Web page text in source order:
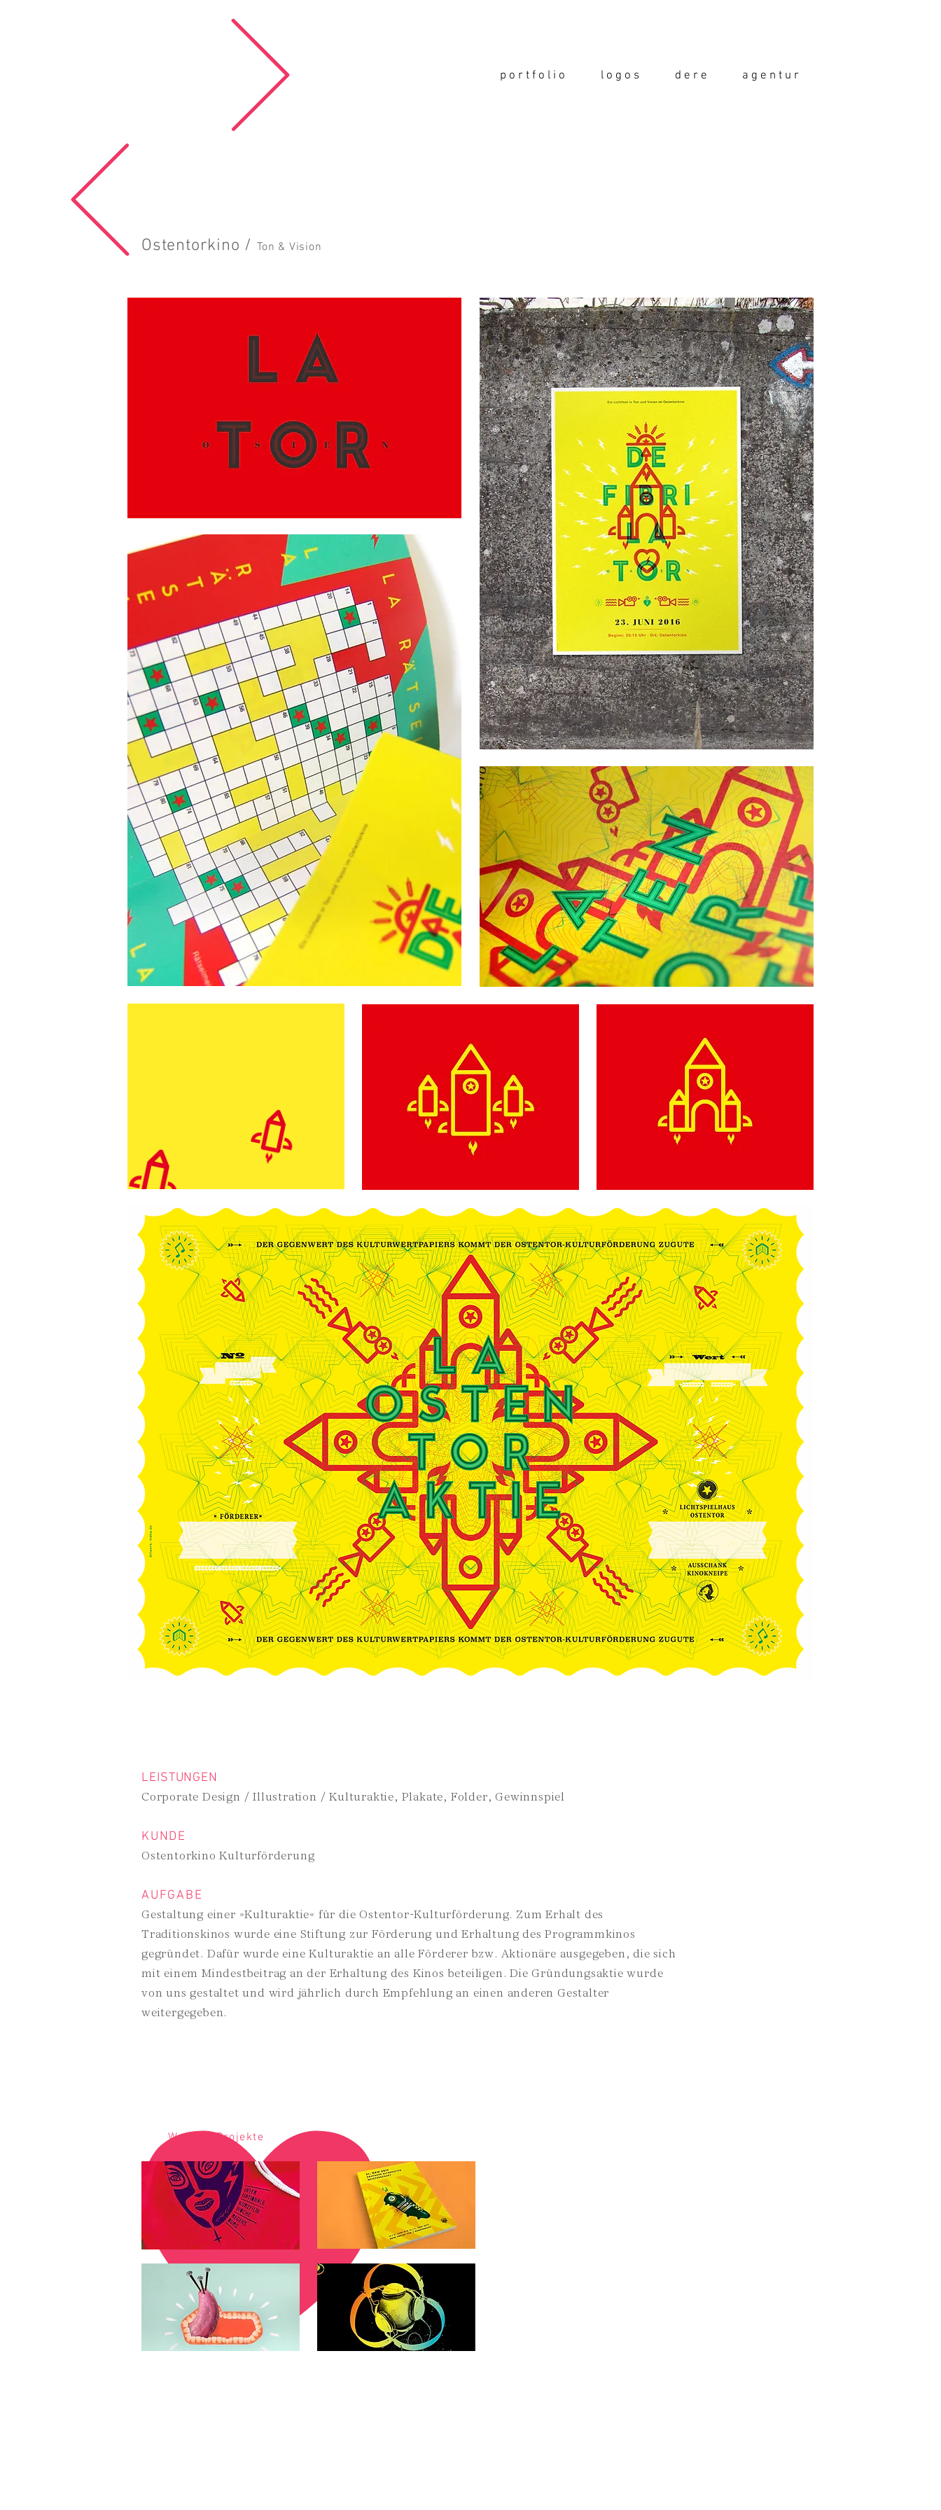
p o r t f o l i o l o g o s d e r e a g e n t u r
Ostentorkino / Ton & Vision
LEISTUNGEN
Corporate Design / Illustration / Kulturaktie, Plakate, Folder, Gewinnspiel
KUNDE
Ostentorkino Kulturförderung
AUFGABE
Gestaltung einer »Kulturaktie« für die Ostentor-Kulturförderung. Zum Erhalt des
Traditionskinos wurde eine Stiftung zur Förderung und Erhaltung des Programmkinos
gegründet. Dafür wurde eine Kulturaktie an alle Förderer bzw. Aktionäre ausgegeben, die sich
mit einem Mindestbeitrag an der Erhaltung des Kinos beteiligen. Die Gründungsaktie wurde
von uns gestaltet und wird jährlich durch Empfehlung an einen anderen Gestalter
weitergegeben.
Weitere Projekte